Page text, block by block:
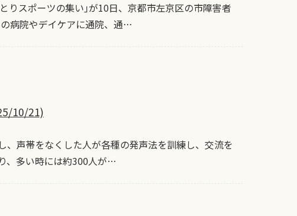
スポーツの集い｣が10日、京都市左京区の市障害者
病院やデイケアに通院、通…
10/21)
声帯をなくした人が各種の発声法を訓練し、交流を
、多い時には約300人が…